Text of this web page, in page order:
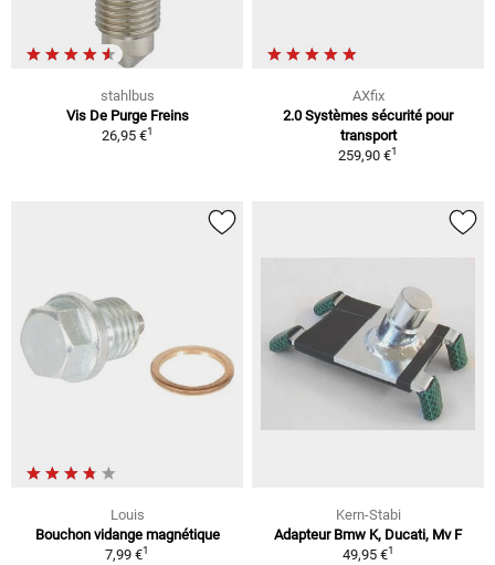
stahlbus
Vis De Purge Freins
26,95 €1
AXfix
2.0 Systèmes sécurité pour
transport
259,90 €1
Louis
Bouchon vidange magnétique
7,99 €1
Kern-Stabi
Adapteur Bmw K, Ducati, Mv F
49,95 €1